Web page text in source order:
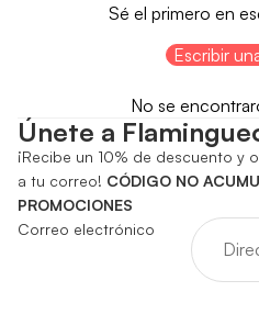
Sé el primero en
Escribir
No se
Únete a
¡Recibe un 10% de descuento y
a tu correo! CÓDIGO NO
PROMOCIONES
Correo electrónico